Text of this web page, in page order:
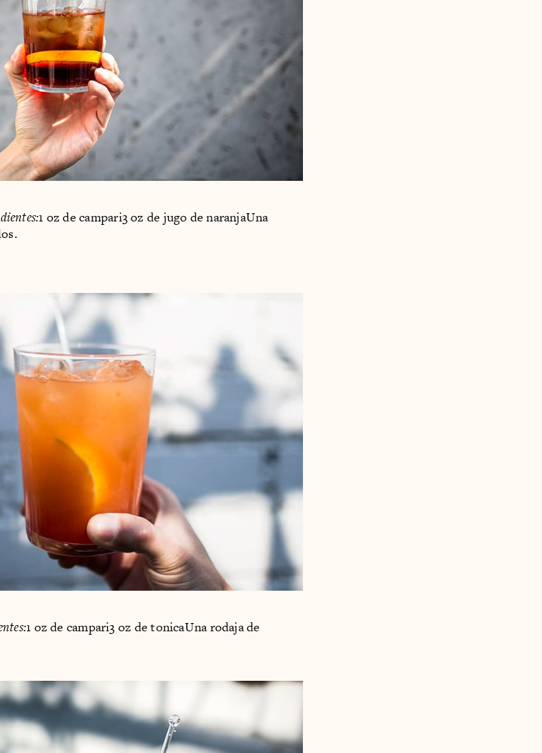
1 oz de campari3 oz de jugo de naranjaUna
1 oz de campari3 oz de tonicaUna rodaja de